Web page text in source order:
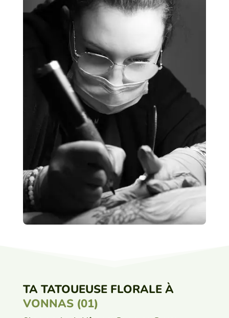
TA TATOUEUSE FLORALE À
VONNAS (01)